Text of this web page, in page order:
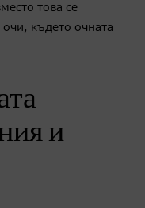
това се
където очната
и